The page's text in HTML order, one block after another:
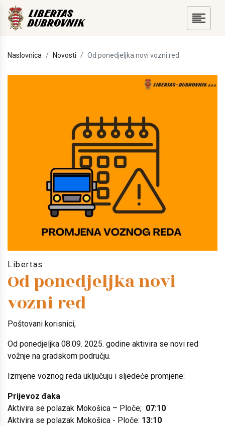
Naslovnica Novosti Od ponedjeljka novi vozni red
Libertas
Od ponedjeljka novi
vozni red
Poštovani korisnici,
Od ponedjeljka 08.09. 2025. godine aktivira se novi red
vožnje na gradskom području.
Izmjene voznog reda uključuju i sljedeće promjene:
Prijevoz đaka
Aktivira se polazak Mokošica – Ploče; 07:10
Aktivira se polazak Mokošica - Ploče: 13:10